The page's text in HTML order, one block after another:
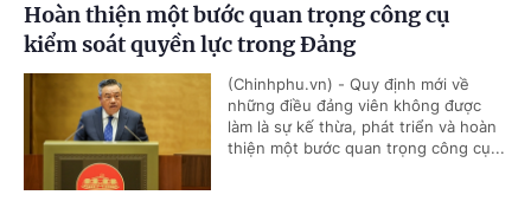
Hoàn thiện một bước quan trọng công cụ
kiểm soát quyền lực trong Đảng
(Chinhphu.vn) - Quy định mới về
những điều đảng viên không được
làm là sự kế thừa, phát triển và hoàn
thiện một bước quan trọng công cụ...